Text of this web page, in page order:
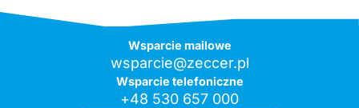
Wsparcie mailowe
wsparcie@zeccer.pl
Wsparcie telefoniczne
+48 530 657 000